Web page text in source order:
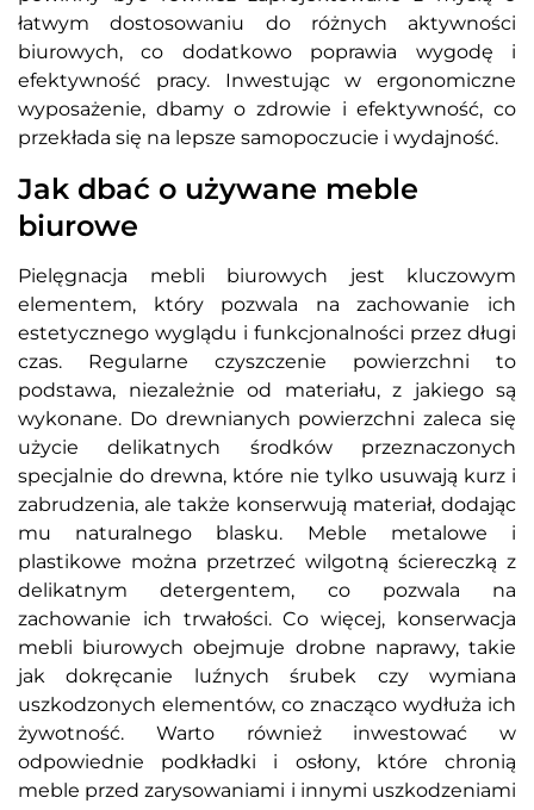
łatwym dostosowaniu do różnych aktywności
biurowych, co dodatkowo poprawia wygodę i
efektywność pracy. Inwestując w ergonomiczne
wyposażenie, dbamy o zdrowie i efektywność, co
przekłada się na lepsze samopoczucie i wydajność.
Jak dbać o używane meble
biurowe
Pielęgnacja mebli biurowych jest kluczowym
elementem, który pozwala na zachowanie ich
estetycznego wyglądu i funkcjonalności przez długi
czas. Regularne czyszczenie powierzchni to
podstawa, niezależnie od materiału, z jakiego są
wykonane. Do drewnianych powierzchni zaleca się
użycie delikatnych środków przeznaczonych
specjalnie do drewna, które nie tylko usuwają kurz i
zabrudzenia, ale także konserwują materiał, dodając
mu naturalnego blasku. Meble metalowe i
plastikowe można przetrzeć wilgotną ściereczką z
delikatnym detergentem, co pozwala na
zachowanie ich trwałości. Co więcej, konserwacja
mebli biurowych obejmuje drobne naprawy, takie
jak dokręcanie luźnych śrubek czy wymiana
uszkodzonych elementów, co znacząco wydłuża ich
żywotność. Warto również inwestować w
odpowiednie podkładki i osłony, które chronią
meble przed zarysowaniami i innymi uszkodzeniami